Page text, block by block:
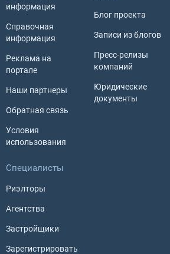
информация
Справочная
информация
Реклама на
портале
Наши партнеры
Обратная связь
Условия
использования
Блог проекта
Записи из блогов
Пресс-релизы
компаний
Юридические
документы
Специалисты
Риэлторы
Агентства
Застройщики
Зарегистрировать